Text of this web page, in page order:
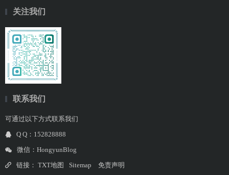
关注我们
联系我们
可通过以下方式联系我们
Q Q：152828888
微信：HongyunBlog
链接： TXT地图 Sitemap 免责声明